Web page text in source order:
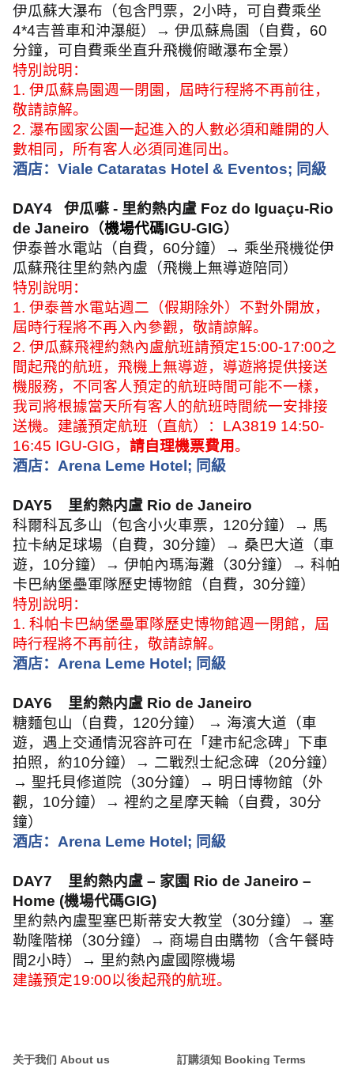
伊瓜蘇大瀑布（包含門票， 2小時，可自費乘坐
4*4吉普車和沖瀑艇）→ 伊瓜蘇鳥園（自費， 60
分鐘，可自費乘坐直升飛機俯瞰瀑布全景）
特別說明：
1. 伊瓜蘇鳥園週一閉園，屆時行程將不再前往，
敬請諒解。
2. 瀑布國家公園一起進入的人數必須和離開的人
數相同，所有客人必須同進同出。
酒店： Viale Cataratas Hotel & Eventos; 同級
DAY4 伊瓜囌 - 里約熱内盧 Foz do Iguaçu-Rio
de Janeiro （機場代碼IGU-GIG）
伊泰普水電站（自費， 60分鐘）→ 乘坐飛機從伊
瓜蘇飛往里約熱內盧（飛機上無導遊陪同）
特別說明：
1. 伊泰普水電站週二（假期除外）不對外開放，
屆時行程將不再入內參觀，敬請諒解。
2. 伊瓜蘇飛裡約熱內盧航班請預定15:00-17:00之
間起飛的航班，飛機上無導遊，導遊將提供接送
機服務，不同客人預定的航班時間可能不一樣，
我司將根據當天所有客人的航班時間統一安排接
送機。建議預定航班（直航）： LA3819 14:50-
16:45 IGU-GIG， 請自理機票費用。
酒店： Arena Leme Hotel; 同級
DAY5 里約熱内盧 Rio de Janeiro
科爾科瓦多山（包含小火車票， 120分鐘）→ 馬
拉卡納足球場（自費， 30分鐘）→ 桑巴大道（車
遊， 10分鐘）→ 伊帕內瑪海灘（30分鐘）→ 科帕
卡巴納堡壘軍隊歷史博物館（自費， 30分鐘）
特別說明：
1. 科帕卡巴納堡壘軍隊歷史博物館週一閉館，屆
時行程將不再前往，敬請諒解。
酒店： Arena Leme Hotel; 同級
DAY6 里約熱内盧 Rio de Janeiro
糖麵包山（自費， 120分鐘） → 海濱大道（車
遊，遇上交通情況容許可在「建市紀念碑」下車
拍照，約10分鐘）→ 二戰烈士紀念碑（20分鐘）
→ 聖托貝修道院（30分鐘）→ 明日博物館（外
觀， 10分鐘）→ 裡約之星摩天輪（自費， 30分
鐘）
酒店： Arena Leme Hotel; 同級
DAY7 里約熱内盧 – 家園 Rio de Janeiro –
Home (機場代碼GIG)
里約熱內盧聖塞巴斯蒂安大教堂（30分鐘）→ 塞
勒隆階梯（30分鐘）→ 商場自由購物（含午餐時
間2小時）→ 里約熱內盧國際機場
建議預定19:00以後起飛的航班。
关于我们 About us 訂購須知 Booking Terms